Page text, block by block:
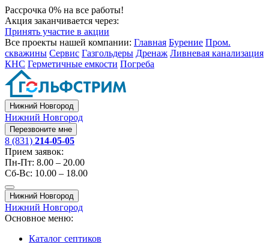
Рассрочка 0% на все работы!
Акция заканчивается через:
Принять участие в акции
Все проекты нашей компании: Главная Бурение Пром.
скважины Сервис Газгольдеры Дренаж Ливневая канализация
КНС Герметичные емкости Погреба
Нижний Новгород
Нижний Новгород
Перезвоните мне
8 (831) 214-05-05
Прием заявок:
Пн-Пт: 8.00 – 20.00
Сб-Вс: 10.00 – 18.00
Нижний Новгород
Нижний Новгород
Основное меню:
Каталог септиков